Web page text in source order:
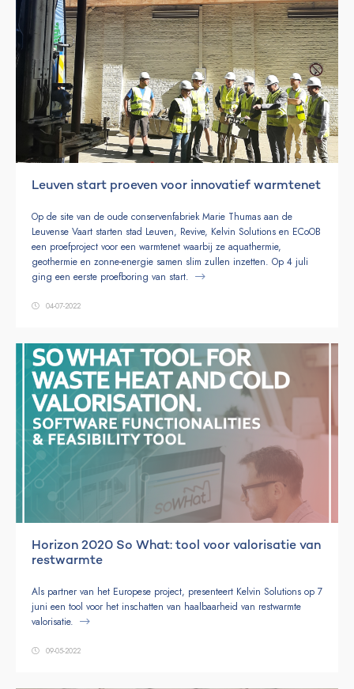
Leuven start proeven voor innovatief warmtenet
Op de site van de oude conservenfabriek Marie Thumas aan de
Leuvense Vaart starten stad Leuven, Revive, Kelvin Solutions en ECoOB
een proefproject voor een warmtenet waarbij ze aquathermie,
geothermie en zonne-energie samen slim zullen inzetten. Op 4 juli
ging een eerste proefboring van start.
04-07-2022
Horizon 2020 So What: tool voor valorisatie van
restwarmte
Als partner van het Europese project, presenteert Kelvin Solutions op 7
juni een tool voor het inschatten van haalbaarheid van restwarmte
valorisatie.
09-05-2022